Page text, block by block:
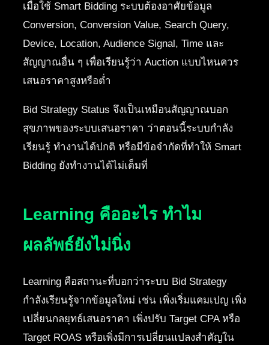
เมื่อใช้ Smart Bidding ระบบต้องอาศัยข้อมูล
Conversion, Conversion Value, Search Query,
Device, Location, Audience Signal, Time และ
สัญญาณอื่น ๆ เพื่อเรียนรู้ว่า Auction แบบไหนควร
เสนอราคาสูงหรือต่ำ
Bid Strategy Status จึงเป็นเหมือนสัญญาณบอก
สุขภาพของระบบเสนอราคา ว่าตอนนี้ระบบกำลัง
เรียนรู้ ทำงานได้ปกติ หรือมีข้อจำกัดที่ทำให้ Smart
Bidding ยังทำงานได้ไม่เต็มที่
Learning คืออะไร ทำไม
ผลลัพธ์ยังไม่นิ่ง
Learning คือสถานะที่บอกว่าระบบ Bid Strategy
กำลังเรียนรู้จากข้อมูลใหม่ เช่น เพิ่งเริ่มแคมเปญ เพิ่ง
เปลี่ยนกลยุทธ์เสนอราคา เพิ่งปรับ Target CPA หรือ
Target ROAS หรือเพิ่งมีการเปลี่ยนแปลงสำคัญใน